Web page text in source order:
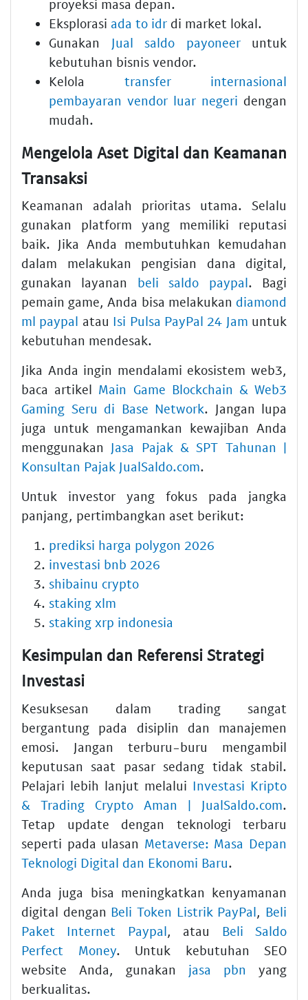
proyeksi masa depan.
Eksplorasi ada to idr di market lokal.
Gunakan Jual saldo payoneeruntuk
kebutuhan bisnis vendor.
Kelola transfer internasional
pembayaran vendor luar negeri dengan
mudah.
Mengelola Aset Digital dan Keamanan
Transaksi
Keamanan adalah prioritas utama. Selalu
gunakan platform yang memiliki reputasi
baik. Jika Anda membutuhkan kemudahan
dalam melakukan pengisian dana digital,
gunakan layanan beli saldo paypal. Bagi
pemain game, Anda bisa melakukan diamond
ml paypal atau Isi Pulsa PayPal 24 Jam untuk
kebutuhan mendesak.
Jika Anda ingin mendalami ekosistem web3,
baca artikel Main Game Blockchain & Web3
Gaming Seru di Base Network. Jangan lupa
juga untuk mengamankan kewajiban Anda
menggunakan Jasa Pajak & SPT Tahunan |
Konsultan Pajak JualSaldo.com.
Untuk investor yang fokus pada jangka
panjang, pertimbangkan aset berikut:
prediksi harga polygon 2026
investasi bnb 2026
shibainu crypto
staking xlm
staking xrp indonesia
Kesimpulan dan Referensi Strategi
Investasi
Kesuksesan dalam trading sangat
bergantung pada disiplin dan manajemen
emosi. Jangan terburu-buru mengambil
keputusan saat pasar sedang tidak stabil.
Pelajari lebih lanjut melalui Investasi Kripto
& Trading Crypto Aman | JualSaldo.com.
Tetap update dengan teknologi terbaru
seperti pada ulasan Metaverse: Masa Depan
Teknologi Digital dan Ekonomi Baru.
Anda juga bisa meningkatkan kenyamanan
digital dengan Beli Token Listrik PayPal, Beli
Paket Internet Paypal, atau Beli Saldo
Perfect Money. Untuk kebutuhan SEO
website Anda, gunakan jasa pbn yang
berkualitas.